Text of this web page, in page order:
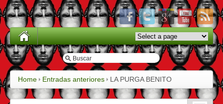
Home Entradas anteriores LA PURGA BENITO